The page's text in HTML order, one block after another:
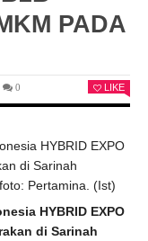
PADA
0 LIKE
HYBRID EXPO
di Sarinah